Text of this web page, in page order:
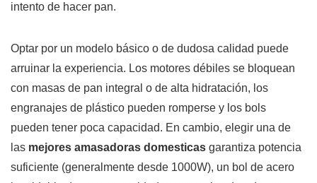
intento de hacer pan.
Optar por un modelo básico o de dudosa calidad puede
arruinar la experiencia. Los motores débiles se bloquean
con masas de pan integral o de alta hidratación, los
engranajes de plástico pueden romperse y los bols
pueden tener poca capacidad. En cambio, elegir una de
las mejores amasadoras domesticas garantiza potencia
suficiente (generalmente desde 1000W), un bol de acero